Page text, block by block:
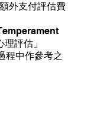
外支付評估費
評估」
程中作參考之